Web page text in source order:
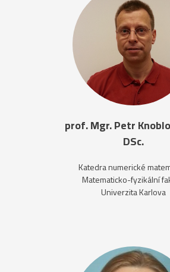
prof. Mgr. Petr
DSc.
Katedra numerické
Matematicko-fyzikální
Univerzita Karlova